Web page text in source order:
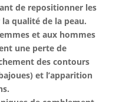
de repositionner les
qualité de la peau.
et aux hommes
une perte de
des contours
et l’apparition